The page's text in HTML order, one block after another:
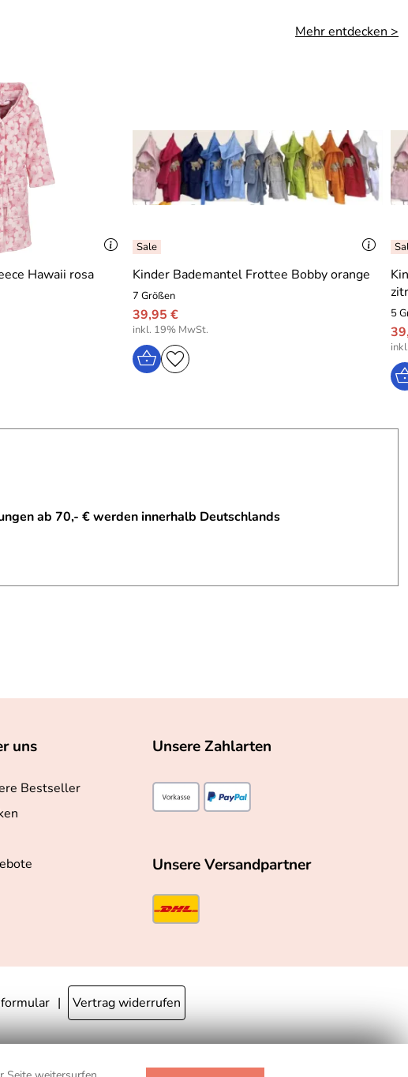
Mehr entdecken >
Hawaii rosa Kinder Bademantel Frottee Bobby orange
7 Größen
39,95 €
inkl. 19% MwSt.
5
ab 70,- € werden innerhalb Deutschlands
uns
Bestseller
Unsere Zahlarten
Unsere Versandpartner
Vertrag widerrufen
des Liefertermins finden Sie